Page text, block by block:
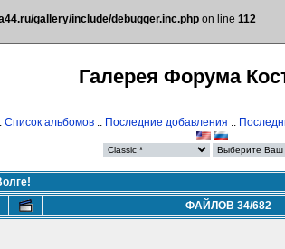
gallery/include/debugger.inc.php on line 112
Галерея Форума
Список альбомов:: Последние добавления ::
ФАЙЛОВ 34/682